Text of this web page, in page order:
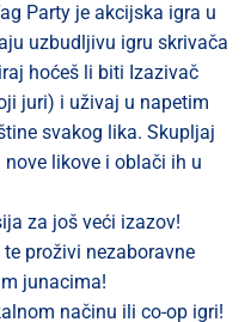
Party je akcijska igra u
uzbudljivu igru skrivača
hoćeš li biti Izazivač
juri) i uživaj u napetim
svakog lika. Skupljaj
likove i oblači ih u
za još veći izazov!
proživi nezaboravne
junacima!
načinu ili co-op igri!